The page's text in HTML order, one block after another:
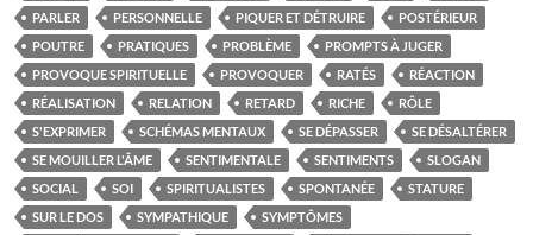
PARLER
PERSONNELLE PIQUER ET DÉTRUIRE
POSTÉRIEUR
POUTRE
PRATIQUES PROBLÈME
PROMPTS À JUGER
PROVOQUE SPIRITUELLE
PROVOQUER RATÉS
RÉACTION
RÉALISATION
RELATION RETARD RICHE
RÔLE
S'EXPRIMER
SCHÉMAS MENTAUX SE DÉPASSER
SE DÉSALTÉRER
SE MOUILLER L'ÂME
SENTIMENTALE SENTIMENTS
SLOGAN
SOCIAL
SOI SPIRITUALISTES SPONTANÉE
STATURE
SUR LE DOS
SYMPATHIQUE
SYMPTÔMES